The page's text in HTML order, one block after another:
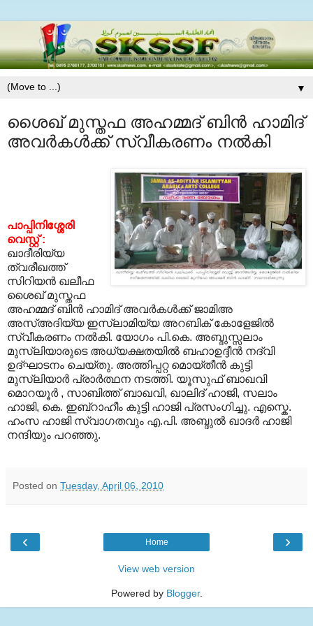
▼
ശൈഖ് മുസ്തഫ അഹമ്മദ് ബിന്‍ ഹാമിദ്
അവര്‍കള്‍ക്ക് സ്വീകരണം നല്‍കി
പാപ്പിനിശ്ശേരി
വെസ്റ്റ് :
ഖാദീരിയ്യ
ത്വരീഖത്ത്
സിറിയന്‍ ഖലീഫ
ശൈഖ് മുസ്തഫ
അഹമ്മദ് ബിന്‍ ഹാമിദ് അവര്‍കള്‍ക്ക് ജാമിഅ
അസ്അദിയ്യ ഇസ്‍ലാമിയ്യ അറബിക് കോളേജില്‍
സ്വീകരണം നല്‍കി. യോഗം പി.കെ. അബ്ദുസ്സലാം
മുസ്‍ലിയാരുടെ അധ്യക്ഷതയില്‍ ബഹാഉദ്ദീന്‍ നദ്‍വി
ഉദ്ഘാടനം ചെയ്തു. അത്തിപ്പറ്റ മൊയ്തീന്‍ കുട്ടി
മുസ്‍ലിയാര്‍ പ്രാര്‍ത്ഥന നടത്തി. യൂസുഫ് ബാഖവി
മൊറയൂര്‍ , സാബിത്ത് ബാഖവി, ഖാലിദ് ഹാജി, സലാം
ഹാജി, കെ. ഇബ്റാഹീം കുട്ടി ഹാജി പ്രസംഗിച്ചു. എസ്കെ.
ഹംസ ഹാജി സ്വാഗതവും എ.പി. അബ്ദുല്‍ ഖാദര്‍ ഹാജി
നന്ദിയും പറഞ്ഞു.
Posted on Tuesday, April 06, 2010
‹ ›
Home
View web version
Powered by Blogger.